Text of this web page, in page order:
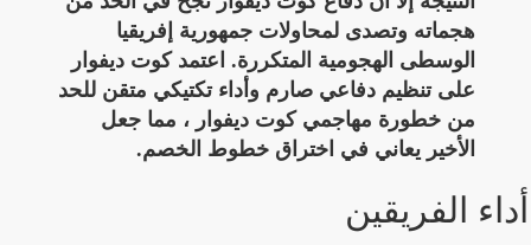
هجماته وتصدى لمحاولات جمهورية إفريقيا
الوسطى الهجومية المتكررة. اعتمد كوت ديفوار
على تنظيم دفاعي صارم وأداء تكتيكي متقن للحد
من خطورة مهاجمي كوت ديفوار ، مما جعل
الأخير يعاني في اختراق خطوط الخصم.
أداء الفريقين